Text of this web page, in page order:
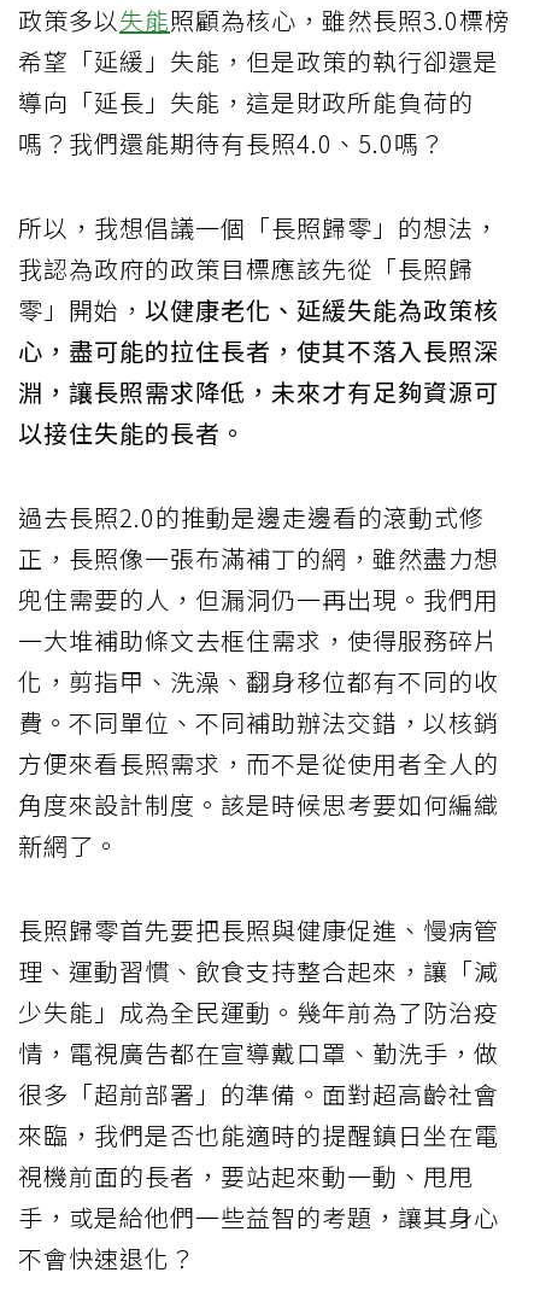
政策多以失能照顧為核心，雖然長照3.0標榜
希望「延緩」失能，但是政策的執行卻還是
導向「延長」失能，這是財政所能負荷的
嗎？我們還能期待有長照4.0、5.0嗎？
所以，我想倡議一個「長照歸零」的想法，
我認為政府的政策目標應該先從「長照歸
零」開始， 以健康老化、延緩失能為政策核
心，盡可能的拉住長者，使其不落入長照深
淵，讓長照需求降低，未來才有足夠資源可
以接住失能的長者。
過去長照2.0的推動是邊走邊看的滾動式修
正，長照像一張布滿補丁的網，雖然盡力想
兜住需要的人，但漏洞仍一再出現。我們用
一大堆補助條文去框住需求，使得服務碎片
化，剪指甲、洗澡、翻身移位都有不同的收
費。不同單位、不同補助辦法交錯，以核銷
方便來看長照需求，而不是從使用者全人的
角度來設計制度。該是時候思考要如何編織
新網了。
長照歸零首先要把長照與健康促進、慢病管
理、運動習慣、飲食支持整合起來，讓「減
少失能」成為全民運動。幾年前為了防治疫
情，電視廣告都在宣導戴口罩、勤洗手，做
很多「超前部署」的準備。面對超高齡社會
來臨，我們是否也能適時的提醒鎮日坐在電
視機前面的長者，要站起來動一動、甩甩
手，或是給他們一些益智的考題，讓其身心
不會快速退化？